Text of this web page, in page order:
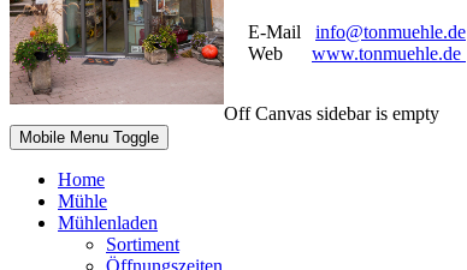
E-Mail
info@tonmuehle.de
Web
www.tonmuehle.de
Off Canvas sidebar is empty
Mobile Menu Toggle
Home
Mühle
Mühlenladen
Sortiment
Öffnungszeiten